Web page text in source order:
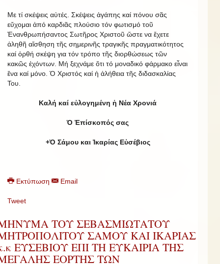
Με τί σκέψεις αὐτές. Σκέψεις ἀγάπης καί πόνου σᾶς
εὔχομαι ἀπό καρδιᾶς πλούσιο τόν φωτισμό τοῦ
Ἐνανθρωπήσαντος Σωτῆρος Χριστοῦ ὥστε να ἔχετε
ἀληθῆ αἴσθηση τῆς σημερινῆς τραγικῆς πραγματικότητος
καί ὀρθή σκέψη για τόν τρόπο τῆς διορθώσεως τῶν
κακῶς ἐχόντων. Μή ξεχνάμε ὅτι τό μοναδικό φάρμακο εἶναι
ἕνα καί μόνο. Ὁ Χριστός καί ἡ ἀλήθεια τῆς διδασκαλίας
Του.
Καλή καί εὐλογημένη ἡ Νέα Χρονιά
Ὁ Ἐπίσκοπός σας
+Ὁ Σάμου και Ἰκαρίας Εὐσέβιος
Εκτύπωση Email
Tweet
ΤΟΥ ΣΕΒΑΣΜΙΩΤΑΤΟΥ
ΣΑΜΟΥ ΚΑΙ ΙΚΑΡΙΑΣ
ΕΥΣΕΒΙΟΥ ΕΠΙ ΤΗ ΕΥΚΑΙΡΙΑ ΤΗΣ
ΕΟΡΤΗΣ ΤΩΝ